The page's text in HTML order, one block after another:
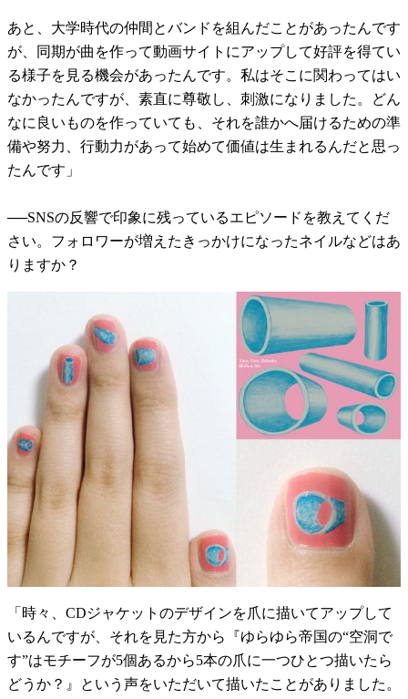
あと、大学時代の仲間とバンドを組んだことがあったんです
が、同期が曲を作って動画サイトにアップして好評を得てい
る様子を見る機会があったんです。私はそこに関わってはい
なかったんですが、素直に尊敬し、刺激になりました。どん
なに良いものを作っていても、それを誰かへ届けるための準
備や努力、行動力があって始めて価値は生まれるんだと思っ
たんです」
──SNSの反響で印象に残っているエピソードを教えてくだ
さい。フォロワーが増えたきっかけになったネイルなどはあ
りますか？
「時々、CDジャケットのデザインを爪に描いてアップして
いるんですが、それを見た方から『ゆらゆら帝国の“空洞で
す”はモチーフが5個あるから5本の爪に一つひとつ描いたら
どうか？』という声をいただいて描いたことがありました。